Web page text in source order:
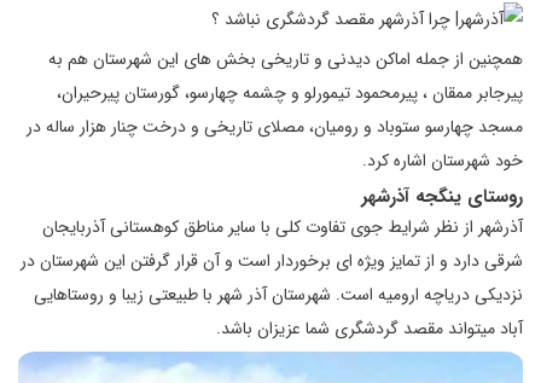
همچنین از جمله اماکن دیدنی و تاریخی بخش های این شهرستان هم به
پیرجابر ممقان ، پیرمحمود تیمورلو و چشمه چهارسو، گورستان پیرحیران،
مسجد چهارسو ستوباد و رومیان، مصلای تاریخی و درخت چنار هزار ساله در
خود شهرستان اشاره کرد.
روستای ینگجه آذرشهر
آذرشهر از نظر شرایط جوی تفاوت کلی با سایر مناطق کوهستانی آذربایجان
شرقی دارد و از تمایز ویژه ای برخوردار است و آن قرار گرفتن این شهرستان در
نزدیکی دریاچه ارومیه است. شهرستان آذر شهر با طبیعتی زیبا و روستاهایی
آباد میتواند مقصد گردشگری شما عزیزان باشد.